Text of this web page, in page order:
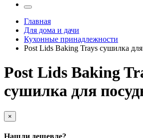
Главная
Для дома и дачи
Кухонные принадлежности
Post Lids Baking Trays сушилка
Post Lids Baking
сушилка для
×